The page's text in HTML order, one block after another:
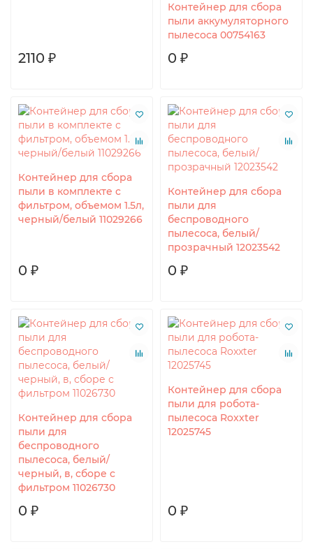
2110 ₽
Контейнер для сбора
пыли аккумуляторного
пылесоса 00754163
0 ₽
Контейнер для сбора
пыли в комплекте с
фильтром, объемом 1.5л,
черный/белый 11029266
0 ₽
Контейнер для сбора
пыли для
беспроводного
пылесоса, белый/
прозрачный 12023542
0 ₽
Контейнер для сбора
пыли для
беспроводного
пылесоса, белый/
черный, в, сборе с
фильтром 11026730
0 ₽
Контейнер для сбора
пыли для робота-
пылесоса Roxxter
12025745
0 ₽